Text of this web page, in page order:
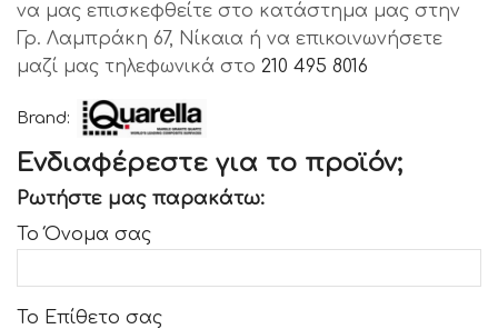
να μας επισκεφθείτε στο κατάστημα μας στην
Γρ. Λαμπράκη 67, Νίκαια ή να επικοινωνήσετε
μαζί μας τηλεφωνικά στο 210 495 8016
Brand:
Ενδιαφέρεστε για το προϊόν;
Ρωτήστε μας παρακάτω:
Το Όνομα σας
Το Επίθετο σας